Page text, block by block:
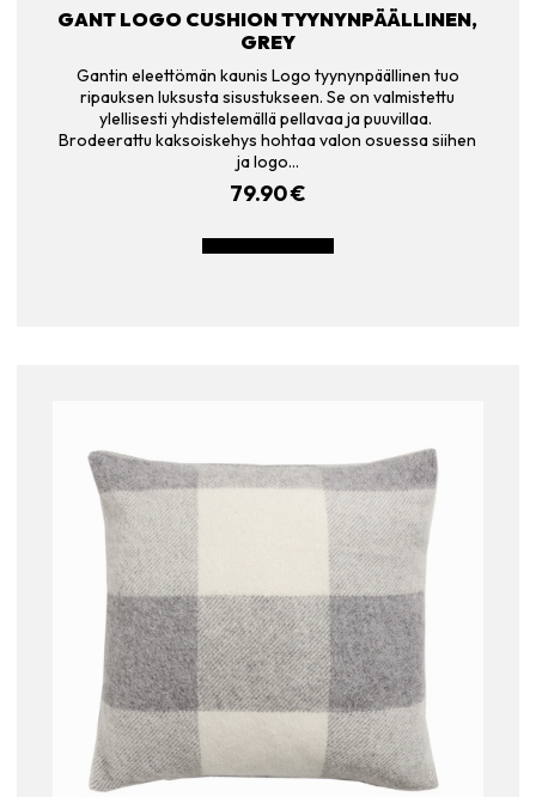
GANT LOGO CUSHION TYYNYNPÄÄLLINEN,
GREY
Gantin eleettömän kaunis Logo tyynynpäällinen tuo
ripauksen luksusta sisustukseen. Se on valmistettu
ylellisesti yhdistelemällä pellavaa ja puuvillaa.
Brodeerattu kaksoiskehys hohtaa valon osuessa siihen
ja logo…
79.90€